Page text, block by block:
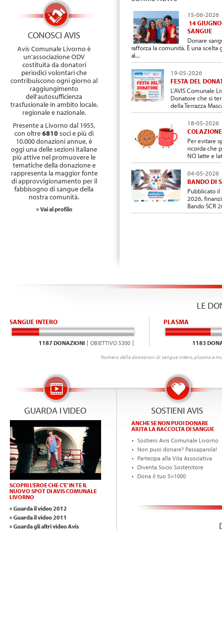
CONOSCI AVIS
Avis Comunale Livorno è
un'associazione ODV
costituita da donatori
periodici volontari che
contribuiscono ogni giorno al
raggiungimento
dell'autosufficienza
trasfusionale in ambito locale,
regionale e nazionale.
Presente a Livorno dal 1955,
con oltre6810soci e più di
10.000 donazioni annue, è
oggi una delle sezioni italiane
più attive nel promuovere le
tematiche della donazione e
rappresenta la maggior fonte
di approvvigionamento per il
fabbisogno di sangue della
nostra comunità.
» Vai al profilo
15-06-2026
14
SANGUE
Donare
rafforza la comunità. È una
al...
19-05-2026
FESTA DEL
L’AVIS Comunale
Donatore che si
della Terrazza
18-05-2026
Per evitare
ricorda che
NO latte e
04-05-2026
BANDO DI
Pubblicato il
2026,
Bando SCR
LE
SANGUE INTERO
1187 DONAZIONI OBIETTIVO 5300
PLASMA
1183
Numero delle donazioni di sangue intero, plasma e
GUARDA I VIDEO
SCOPRI L'EROE CHE C'E' IN TE IL
NUOVO SPOT DI AVIS COMUNALE
LIVORNO
» Guarda il video 2012
» Guarda il video 2011
» Guarda gli altri video Avis
SOSTIENI AVIS
ANCHE SE NON PUOI DONARE
AIUTA LA RACCOLTA DI SANGUE
Sostieni Avis Comunale Livorno
Non puoi donare? Passaparola!
Partecipa alla Vita Associativa
Diventa Socio Sostenitore
Dona il tuo 5×1000